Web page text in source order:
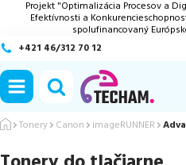
Projekt "Optimalizácia Procesov a
Efektívnosti a
spolufinancovaný
+421 46/312 70 12
Tonery Canon imageRUNNER